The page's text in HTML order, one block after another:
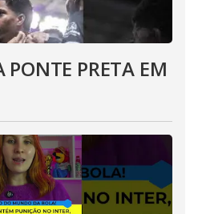
PONTE PRETA EM